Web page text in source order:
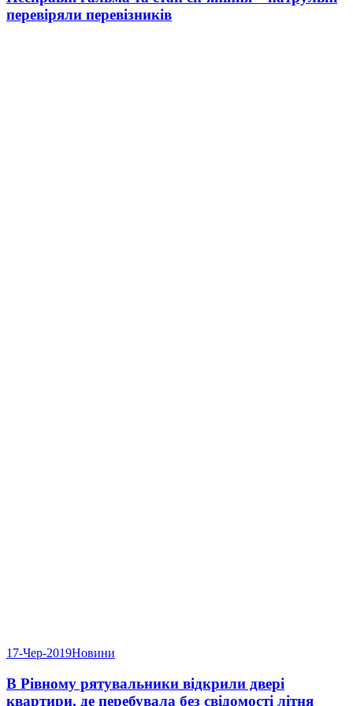
перевіряли перевізників
17-Чер-2019Новини
В Рівному рятувальники відкрили двері
квартири, де перебувала без свідомості літня